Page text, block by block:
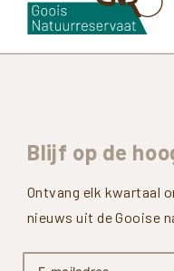
Blijf op de
Ontvang elk kwartaal
nieuws uit de Gooise